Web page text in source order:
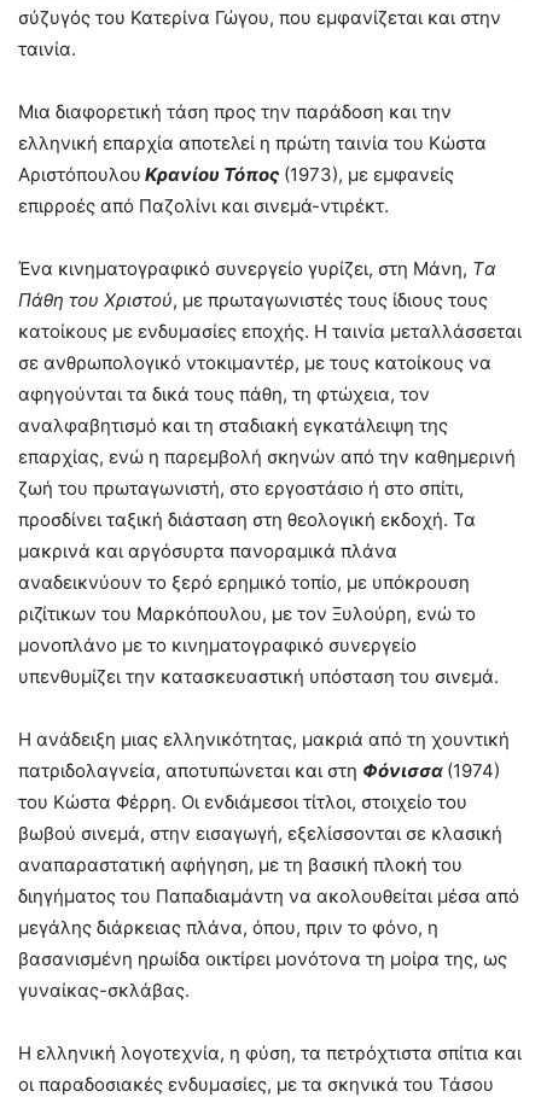
σύζυγός του Κατερίνα Γώγου, που εμφανίζεται και στην
ταινία.
Μια διαφορετική τάση προς την παράδοση και την
ελληνική επαρχία αποτελεί η πρώτη ταινία του Κώστα
Αριστόπουλου Κρανίου Τόπος (1973), με εμφανείς
επιρροές από Παζολίνι και σινεμά-ντιρέκτ.
Ένα κινηματογραφικό συνεργείο γυρίζει, στη Μάνη, Tα
Πάθη του Χριστού, με πρωταγωνιστές τους ίδιους τους
κατοίκους με ενδυμασίες εποχής. Η ταινία μεταλλάσσεται
σε ανθρωπολογικό ντοκιμαντέρ, με τους κατοίκους να
αφηγούνται τα δικά τους πάθη, τη φτώχεια, τον
αναλφαβητισμό και τη σταδιακή εγκατάλειψη της
επαρχίας, ενώ η παρεμβολή σκηνών από την καθημερινή
ζωή του πρωταγωνιστή, στο εργοστάσιο ή στο σπίτι,
προσδίνει ταξική διάσταση στη θεολογική εκδοχή. Τα
μακρινά και αργόσυρτα πανοραμικά πλάνα
αναδεικνύουν το ξερό ερημικό τοπίο, με υπόκρουση
ριζίτικων του Μαρκόπουλου, με τον Ξυλούρη, ενώ το
μονοπλάνο με το κινηματογραφικό συνεργείο
υπενθυμίζει την κατασκευαστική υπόσταση του σινεμά.
Η ανάδειξη μιας ελληνικότητας, μακριά από τη χουντική
πατριδολαγνεία, αποτυπώνεται και στη Φόνισσα (1974)
του Κώστα Φέρρη. Οι ενδιάμεσοι τίτλοι, στοιχείο του
βωβού σινεμά, στην εισαγωγή, εξελίσσονται σε κλασική
αναπαραστατική αφήγηση, με τη βασική πλοκή του
διηγήματος του Παπαδιαμάντη να ακολουθείται μέσα από
μεγάλης διάρκειας πλάνα, όπου, πριν το φόνο, η
βασανισμένη ηρωίδα οικτίρει μονότονα τη μοίρα της, ως
γυναίκας-σκλάβας.
Η ελληνική λογοτεχνία, η φύση, τα πετρόχτιστα σπίτια και
οι παραδοσιακές ενδυμασίες, με τα σκηνικά του Τάσου